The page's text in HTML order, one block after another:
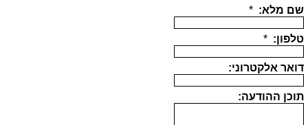
שם מלא: *
טלפון: *
דואר אלקטרוני:
תוכן ההודעה: